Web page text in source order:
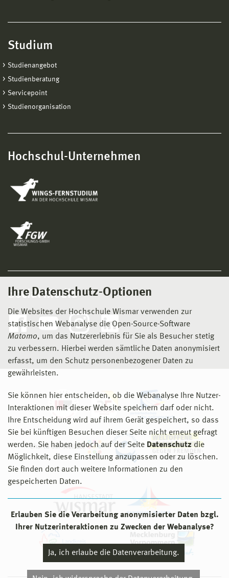
Ihre Datenschutz-Optionen
Die Websites der Hochschule Wismar verwenden zur
statistischen Webanalyse die Open-Source-Software
Matomo, um das Nutzererlebnis für Sie als Besucher stetig
zu verbessern. Hierbei werden sämtliche Daten anonymisiert
erfasst, um den Schutz personenbezogener Daten zu
gewährleisten.
Sie können hier entscheiden, ob die Webanalyse Ihre Nutzer-
Interaktionen mit dieser Website speichern darf oder nicht.
Ihre Entscheidung wird auf ihrem Gerät gespeichert, so dass
Sie bei künftigen Besuchen dieser Seite nicht erneut gefragt
werden. Sie haben jedoch auf der Seite Datenschutz die
Möglichkeit, diese Einstellung anzupassen oder zu löschen.
Sie finden dort auch weitere Informationen zu den
gespeicherten Daten.
Erlauben Sie die Verarbeitung anonymisierter Daten bzgl.
Ihrer Nutzerinteraktionen zu Zwecken der Webanalyse?
Ja, ich erlaube die Datenverarbeitung.
Studium
Studienangebot
Studienberatung
Servicepoint
Studienorganisation
Hochschul-Unternehmen
Social Media